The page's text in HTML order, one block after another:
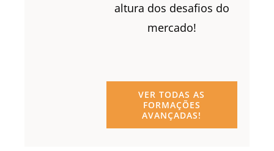
altura dos desafios do
mercado!
VER TODAS AS
FORMAÇÕES
AVANÇADAS!